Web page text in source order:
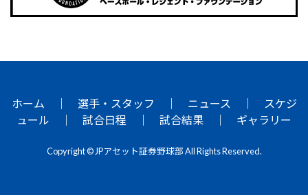
ホーム 選手・スタッフ ニュース
スケジ
ュール
試合日程 試合結果 ギャラリー
Copyright © JPアセット証券野球部 All Rights Reserved.